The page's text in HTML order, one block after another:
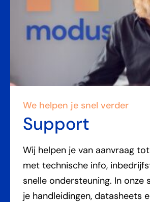
We helpen je snel verder
Support
Wij helpen je van aanvraag
met technische info,
snelle ondersteuning. In onze
je handleidingen, datasheets